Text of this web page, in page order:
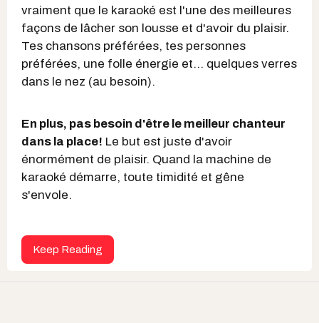
vraiment que le karaoké est l'une des meilleures
façons de lâcher son lousse et d'avoir du plaisir.
Tes chansons préférées, tes personnes
préférées, une folle énergie et... quelques verres
dans le nez (au besoin).
En plus, pas besoin d'être le meilleur chanteur
dans la place! Le but est juste d'avoir
énormément de plaisir. Quand la machine de
karaoké démarre, toute timidité et gêne
s'envole.
Keep Reading